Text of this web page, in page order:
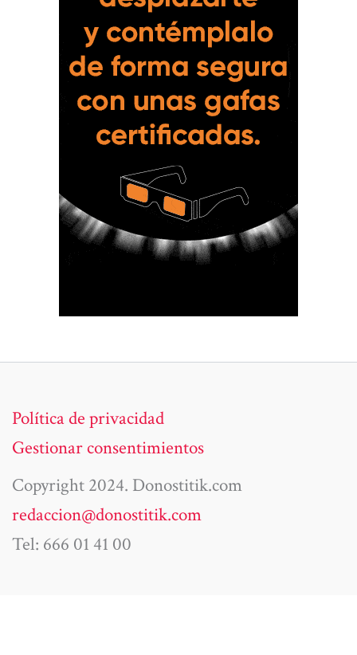
Política de privacidad
Gestionar consentimientos
Copyright 2024. Donostitik.com
redaccion@donostitik.com
Tel: 666 01 41 00